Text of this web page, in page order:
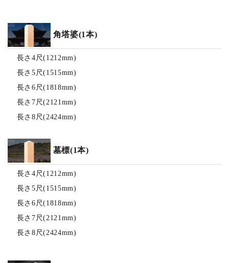
角塔婆(1本)
長さ4尺(1212mm)
長さ5尺(1515mm)
長さ6尺(1818mm)
長さ7尺(2121mm)
長さ8尺(2424mm)
墓標(1本)
長さ4尺(1212mm)
長さ5尺(1515mm)
長さ6尺(1818mm)
長さ7尺(2121mm)
長さ8尺(2424mm)